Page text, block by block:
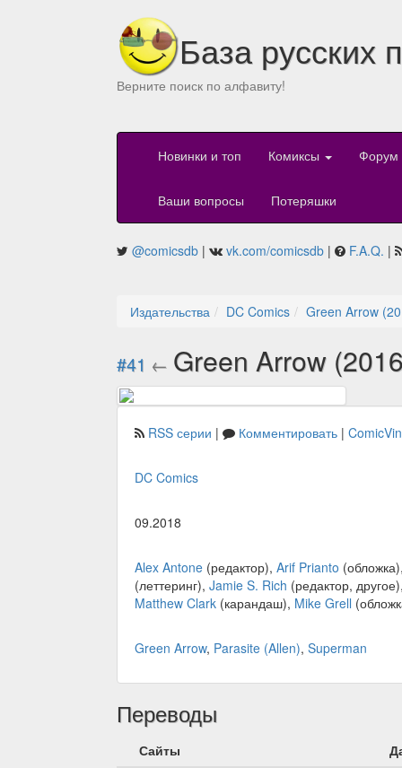
База русских
Верните поиск по алфавиту!
Новинки и топ Комиксы Форум
Ваши вопросы Потеряшки
@comicsdb | vk.com/comicsdb | F.A.Q. |
Издательства DC Comics Green Arrow
#41 ← Green Arrow
RSS серии | Комментировать |
DC Comics
09.2018
Alex Antone (редактор), Arif Prianto
(леттеринг), Jamie S. Rich (редактор,
Matthew Clark (карандаш), Mike Grell
Green Arrow, Parasite (Allen), Superman
Переводы
Сайты